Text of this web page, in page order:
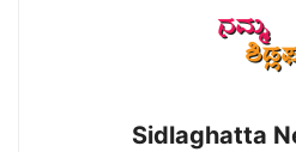
Sidlaghatta